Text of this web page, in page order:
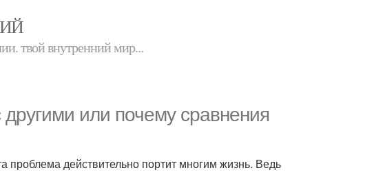
твой внутренний мир...
или почему сравнения
действительно портит многим жизнь. Ведь